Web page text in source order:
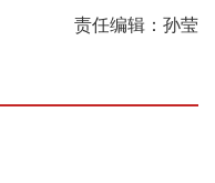
责任编辑：孙莹